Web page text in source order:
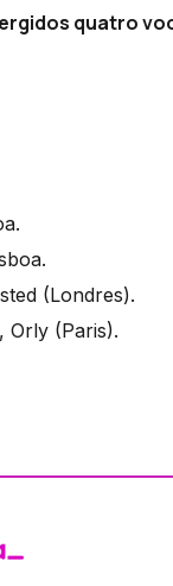
quatro
(Londres).
Orly (Paris).